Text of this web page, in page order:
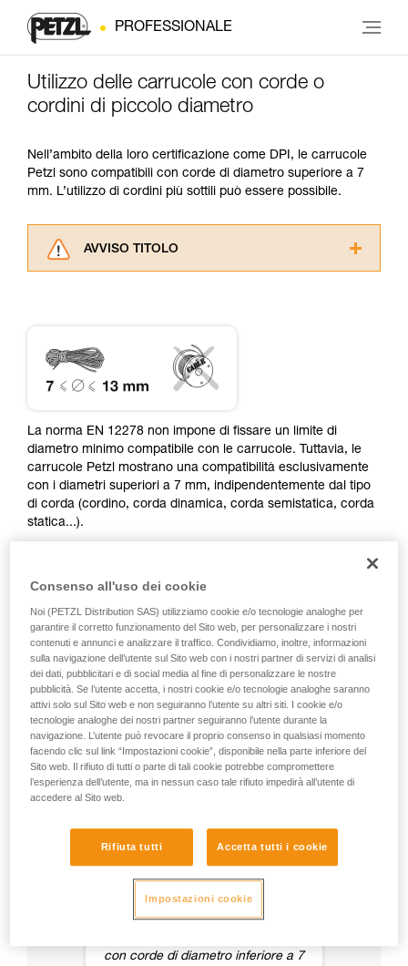
PROFESSIONALE
Utilizzo delle carrucole con corde o
cordini di piccolo diametro
Nell’ambito della loro certificazione come DPI, le carrucole
Petzl sono compatibili con corde di diametro superiore a 7
mm. L’utilizzo di cordini più sottili può essere possibile.
AVVISO TITOLO
capire queste ulteriori informazioni.
La padronanza di queste tecniche richiede una
formazione ed un addestramento specifico.
capacità di rifare la manovra, da soli, in piena
sicurezza, prima di riprodurla autonomamente.
Forniamo esempi di tecniche relative alla vostra
attività. Ne possono esistere altre che non
vengono qui descritte.
La norma EN 12278 non impone di fissare un limite di
diametro minimo compatibile con le carrucole. Tuttavia, le
carrucole Petzl mostrano una compatibilità esclusivamente
con i diametri superiori a 7 mm, indipendentemente dal tipo
di corda (cordino, corda dinamica, corda semistatica, corda
statica...).
recupero o soccorso con PUR LINE e RAD LINE...
Alcune carrucole presentano uno spazio tra la puleggia e le
flange, in cui un cordino sottile può incastrarsi nel caso di
una trazione angolare. Non sono quindi compatibili con le
corde di piccolo diametro. Alcune carrucole possono essere
utilizzate con cordini di piccolo diametro, tranne casi
particolari (vedi tabella sotto). Più piccolo è il diametro della
corda, maggiore è il rischio di deragliamento, in particolare
con un diametro inferiore a 5 mm. Rispettare sempre i limiti
di utilizzo e resistenza del cordino, indicati nella nota
informativa e/o nelle indicazioni del fabbricante.
con corde di diametro inferiore a 7
Consenso all'uso dei cookie
Noi (PETZL Distribution SAS) utilizziamo cookie e/o tecnologie analoghe per
garantire il corretto funzionamento del Sito web, per personalizzare i nostri
contenuti e annunci e analizzare il traffico. Condividiamo, inoltre, informazioni
sulla navigazione dell’utente sul Sito web con i nostri partner di servizi di analisi
dei dati, pubblicitari e di social media al fine di personalizzare le nostre
pubblicità. Se l’utente accetta, i nostri cookie e/o tecnologie analoghe saranno
attivi solo sul Sito web e non seguiranno l’utente su altri siti. I cookie e/o
tecnologie analoghe dei nostri partner seguiranno l’utente durante la
navigazione. L’utente può revocare il proprio consenso in qualsiasi momento
facendo clic sul link “Impostazioni cookie”, disponibile nella parte inferiore del
Sito web. Il rifiuto di tutti o parte di tali cookie potrebbe compromettere
l’esperienza dell’utente, ma in nessun caso tale rifiuto impedirà all’utente di
accedere al Sito web.
Rifiuta tutti Accetta tutti i cookie
Impostazioni cookie